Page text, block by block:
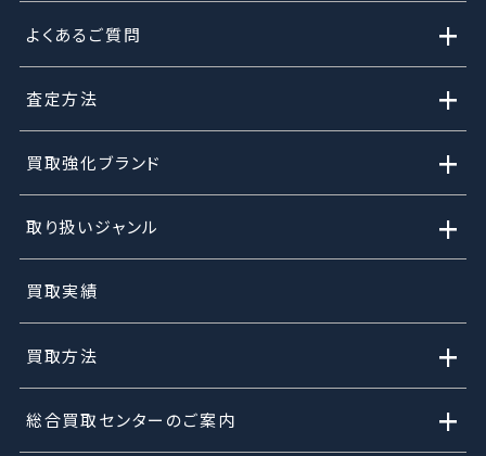
よくあるご質問 +
査定方法 +
買取強化ブランド +
取り扱いジャンル +
買取実績
買取方法 +
総合買取センターのご案内 +